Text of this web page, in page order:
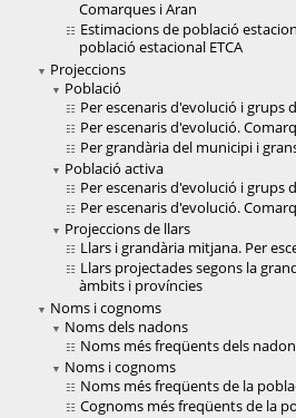
Comarques i Aran
Estimacions de població
població estacional ETCA
Projeccions
Població
Per escenaris d'evolució i grups
Per escenaris d'evolució.
Per grandària del municipi i
Població activa
Per escenaris d'evolució i grups
Per escenaris d'evolució.
Projeccions de llars
Llars i grandària mitjana. Per
Llars projectades segons la
àmbits i províncies
Noms i cognoms
Noms dels nadons
Noms més freqüents dels
Noms i cognoms
Noms més freqüents de la
Cognoms més freqüents de la